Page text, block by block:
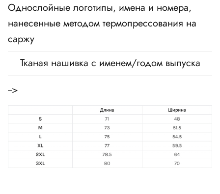
Однослойные логотипы, имена и номера,
нанесенные методом термопрессования на
саржу
Тканая нашивка с именем/годом выпуска
-->